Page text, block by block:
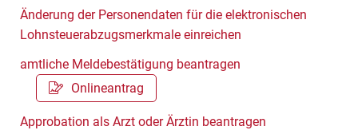
Änderung der Personendaten für die elektronischen
Lohnsteuerabzugsmerkmale einreichen
amtliche Meldebestätigung beantragen
Onlineantrag
Approbation als Arzt oder Ärztin beantragen